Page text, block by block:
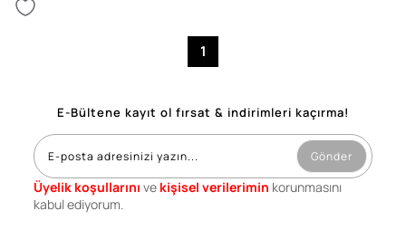
1
E-Bültene kayıt ol fırsat & indirimleri kaçırma!
Gönder
Üyelik koşullarını ve kişisel verilerimin korunmasını
kabul ediyorum.